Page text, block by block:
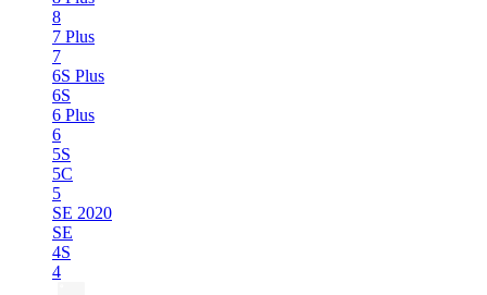
8
7 Plus
7
6S Plus
6S
6 Plus
6
5S
5C
5
SE 2020
SE
4S
4